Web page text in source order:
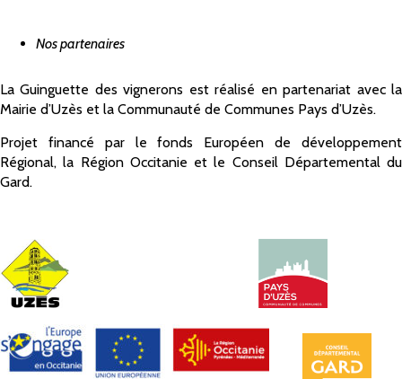
Nos partenaires
La Guinguette des vignerons est réalisé en partenariat avec la
Mairie d’Uzès et la Communauté de Communes Pays d’Uzès.
Projet financé par le fonds Européen de développement
Régional, la Région Occitanie et le Conseil Départemental du
Gard.